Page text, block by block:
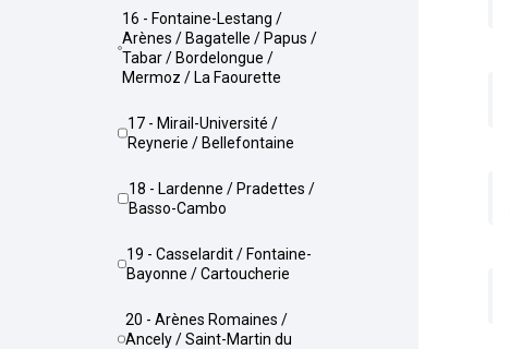
16 - Fontaine-Lestang /
Arènes / Bagatelle / Papus /
Tabar / Bordelongue /
Mermoz / La Faourette
17 - Mirail-Université /
Reynerie / Bellefontaine
18 - Lardenne / Pradettes /
Basso-Cambo
19 - Casselardit / Fontaine-
Bayonne / Cartoucherie
20 - Arènes Romaines /
Ancely / Saint-Martin du